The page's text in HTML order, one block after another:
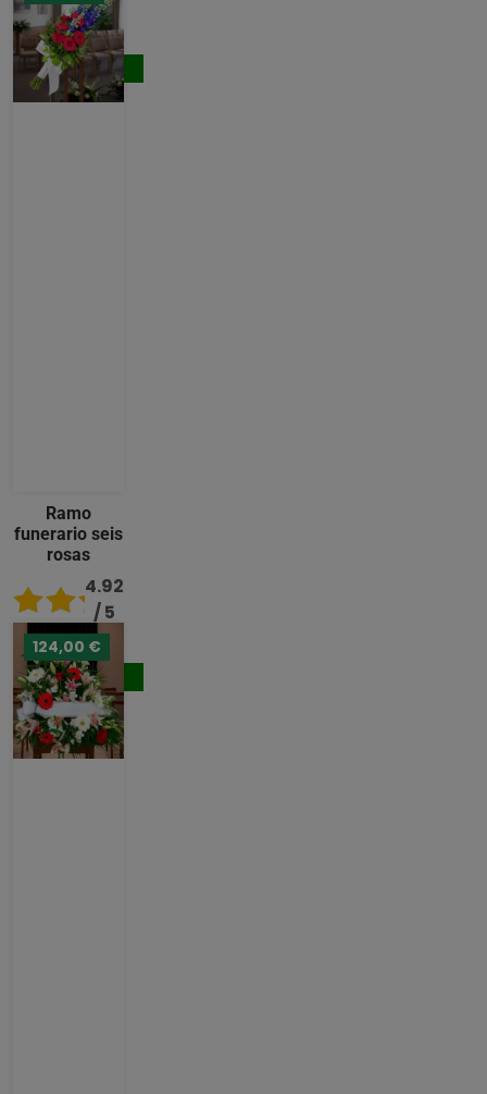
489,00
€
Comprar
Ramo
funerario seis
rosas
4.92
/ 5
80,00 €
Comprar
124,00 €